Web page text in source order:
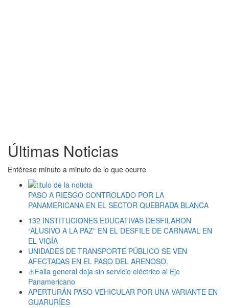
Últimas Noticias
Entérese minuto a minuto de lo que ocurre
PASO A RIESGO CONTROLADO POR LA
PANAMERICANA EN EL SECTOR QUEBRADA BLANCA
132 INSTITUCIONES EDUCATIVAS DESFILARON
“ALUSIVO A LA PAZ” EN EL DESFILE DE CARNAVAL EN
EL VIGÍA
UNIDADES DE TRANSPORTE PÚBLICO SE VEN
AFECTADAS EN EL PASO DEL ARENOSO.
⚠️Falla general deja sin servicio eléctrico al Eje
Panamericano
APERTURÁN PASO VEHICULAR POR UNA VARIANTE EN
GUARURÍES